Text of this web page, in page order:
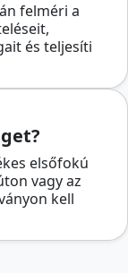
felméri a
és teljesíti
elsőfokú
vagy az
kell